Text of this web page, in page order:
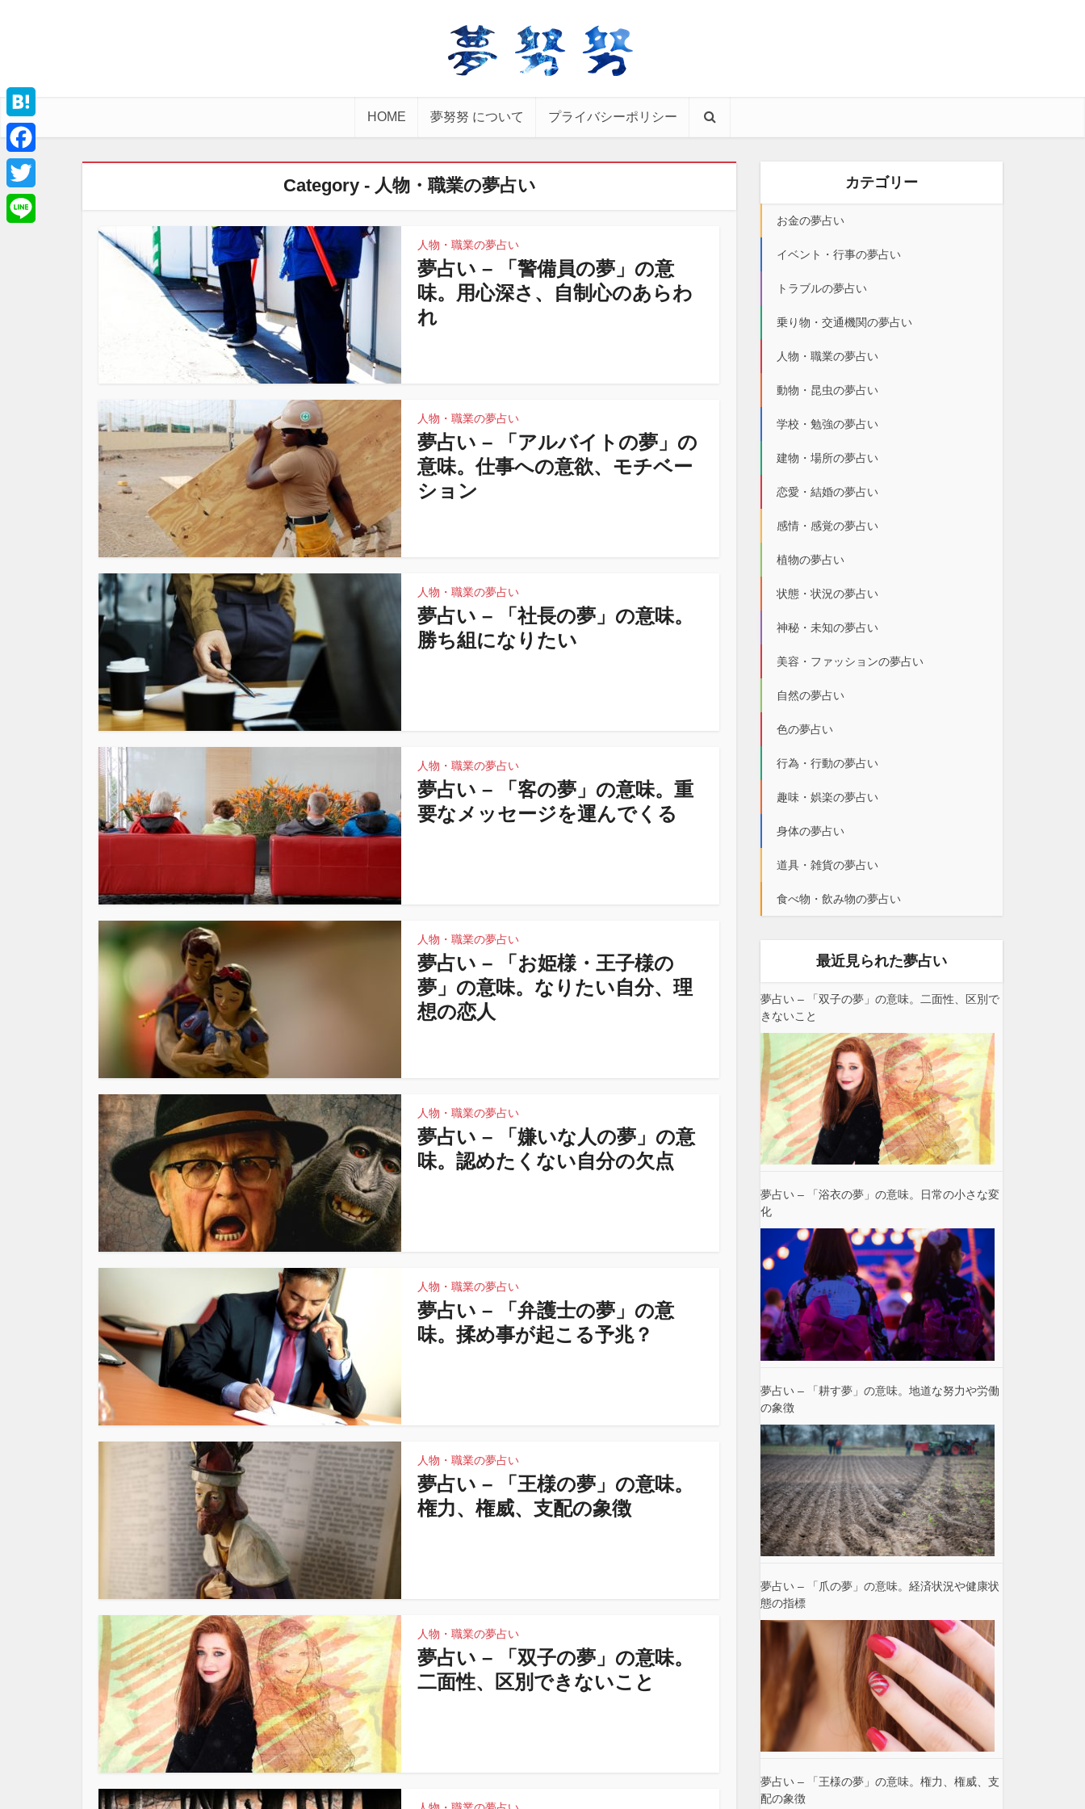
HOME 夢努努 について プライバシーポリシー
Category - 人物・職業の夢占い
人物・職業の夢占い
夢占い – 「警備員の夢」の意
味。用心深さ、自制心のあらわ
れ
人物・職業の夢占い
夢占い – 「アルバイトの夢」の
意味。仕事への意欲、モチベー
ション
人物・職業の夢占い
夢占い – 「社長の夢」の意味。
勝ち組になりたい
人物・職業の夢占い
夢占い – 「客の夢」の意味。重
要なメッセージを運んでくる
人物・職業の夢占い
夢占い – 「お姫様・王子様の
夢」の意味。なりたい自分、理
想の恋人
人物・職業の夢占い
夢占い – 「嫌いな人の夢」の意
味。認めたくない自分の欠点
人物・職業の夢占い
夢占い – 「弁護士の夢」の意
味。揉め事が起こる予兆？
人物・職業の夢占い
夢占い – 「王様の夢」の意味。
権力、権威、支配の象徴
人物・職業の夢占い
夢占い – 「双子の夢」の意味。
二面性、区別できないこと
カテゴリー
お金の夢占い
イベント・行事の夢占い
トラブルの夢占い
乗り物・交通機関の夢占い
人物・職業の夢占い
動物・昆虫の夢占い
学校・勉強の夢占い
建物・場所の夢占い
恋愛・結婚の夢占い
感情・感覚の夢占い
植物の夢占い
状態・状況の夢占い
神秘・未知の夢占い
美容・ファッションの夢占い
自然の夢占い
色の夢占い
行為・行動の夢占い
趣味・娯楽の夢占い
身体の夢占い
道具・雑貨の夢占い
食べ物・飲み物の夢占い
最近見られた夢占い
夢占い – 「双子の夢」の意味。二面性、区別で
きないこと
夢占い – 「浴衣の夢」の意味。日常の小さな変
化
夢占い – 「耕す夢」の意味。地道な努力や労働
の象徴
夢占い – 「爪の夢」の意味。経済状況や健康状
態の指標
夢占い – 「王様の夢」の意味。権力、権威、支
配の象徴
Hatena
Facebook
Twitter